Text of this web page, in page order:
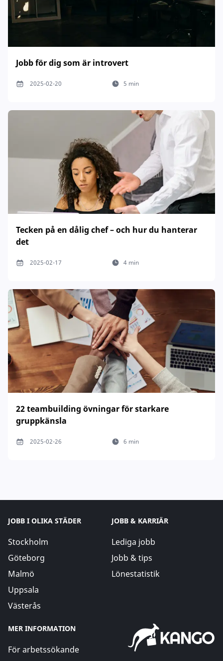
Jobb för dig som är introvert
2025-02-20 5 min
Tecken på en dålig chef – och hur du hanterar
det
2025-02-17 4 min
22 teambuilding övningar för starkare
gruppkänsla
2025-02-26 6 min
JOBB I OLIKA STÄDER
Stockholm
Göteborg
Malmö
Uppsala
Västerås
JOBB & KARRIÄR
Lediga jobb
Jobb & tips
Lönestatistik
MER INFORMATION
För arbetssökande